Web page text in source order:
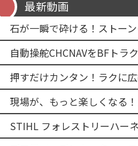
最新動画